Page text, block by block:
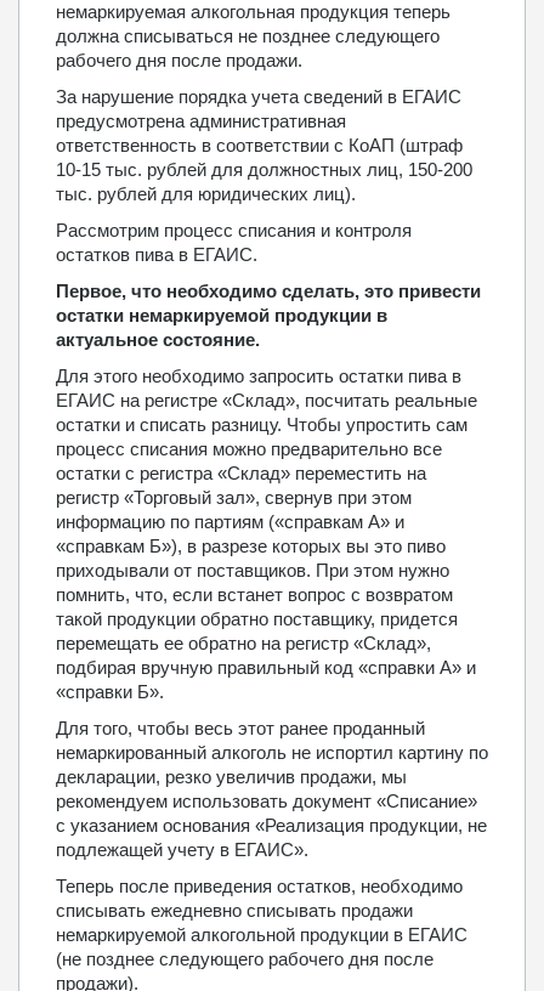
немаркируемая алкогольная продукция теперь
должна списываться не позднее следующего
рабочего дня после продажи.
За нарушение порядка учета сведений в ЕГАИС
предусмотрена административная
ответственность в соответствии с КоАП (штраф
10-15 тыс. рублей для должностных лиц, 150-200
тыс. рублей для юридических лиц).
Рассмотрим процесс списания и контроля
остатков пива в ЕГАИС.
Первое, что необходимо сделать, это привести
остатки немаркируемой продукции в
актуальное состояние.
Для этого необходимо запросить остатки пива в
ЕГАИС на регистре «Склад», посчитать реальные
остатки и списать разницу. Чтобы упростить сам
процесс списания можно предварительно все
остатки с регистра «Склад» переместить на
регистр «Торговый зал», свернув при этом
информацию по партиям («справкам А» и
«справкам Б»), в разрезе которых вы это пиво
приходывали от поставщиков. При этом нужно
помнить, что, если встанет вопрос с возвратом
такой продукции обратно поставщику, придется
перемещать ее обратно на регистр «Склад»,
подбирая вручную правильный код «справки А» и
«справки Б».
Для того, чтобы весь этот ранее проданный
немаркированный алкоголь не испортил картину по
декларации, резко увеличив продажи, мы
рекомендуем использовать документ «Списание»
с указанием основания «Реализация продукции, не
подлежащей учету в ЕГАИС».
Теперь после приведения остатков, необходимо
списывать ежедневно списывать продажи
немаркируемой алкогольной продукции в ЕГАИС
(не позднее следующего рабочего дня после
продажи).